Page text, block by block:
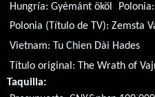
Hungría:Gyémánt ököl Polonia:
Polonia (Título de TV):Zemsta
Vietnam: Tu Chien Dài Hades
Título original:The Wrath of
Taquilla: